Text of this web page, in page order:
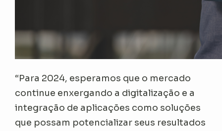
“Para 2024, esperamos que o mercado
continue enxergando a digitalização e a
integração de aplicações como soluções
que possam potencializar seus resultados